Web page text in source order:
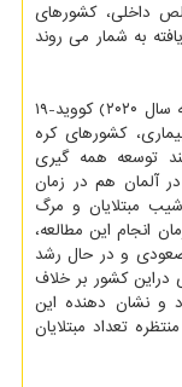
داخلی، کشورهای
به شمار می روند
طبق آمار هفت ماهه(از ابتدای ژانویه تا آخر ژوئیه سال ۲۰۲۰) کووید-۱۹
کشورهای کره
توسعه همه گیری
در آلمان هم در زمان
مبتلایان و مرگ
انجام این مطالعه،
و در حال رشد
دراین کشور بر خلاف
و نشان دهنده این
تعداد مبتلایان